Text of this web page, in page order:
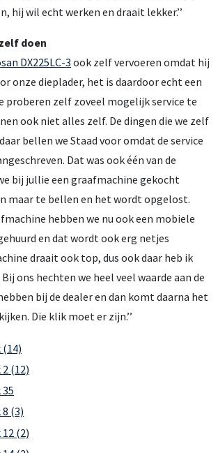
hij wil echt werken en draait lekker.’’
doen
DX225LC-3 ook zelf vervoeren omdat hij
onze dieplader, het is daardoor echt een
proberen zelf zoveel mogelijk service te
ook niet alles zelf. De dingen die we zelf
bellen we Staad voor omdat de service
Dat was ook één van de
bij jullie een graafmachine gekocht
maar te bellen en het wordt opgelost.
hebben we nu ook een mobiele
en dat wordt ook erg netjes
draait ook top, dus ook daar heb ik
ons hechten we heel veel waarde aan de
bij de dealer en dan komt daarna het
Die klik moet er zijn.’’